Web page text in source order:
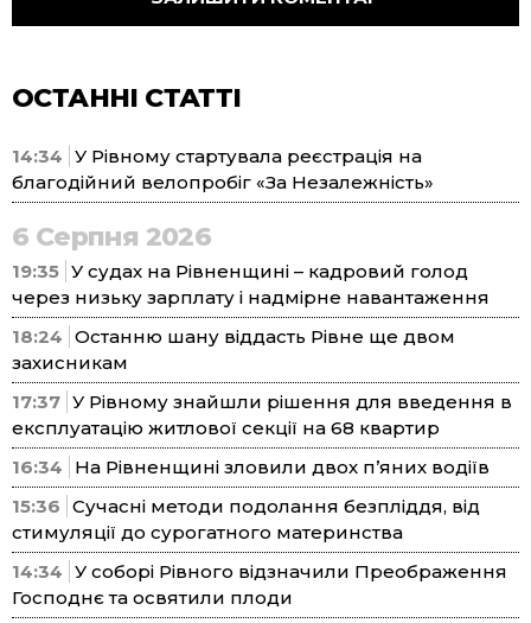
ОСТАННІ СТАТТІ
14:34 У Рівному стартувала реєстрація на
благодійний велопробіг «За Незалежність»
6 Серпня 2026
19:35 У судах на Рівненщині – кадровий голод
через низьку зарплату і надмірне навантаження
18:24 Останню шану віддасть Рівне ще двом
захисникам
17:37 У Рівному знайшли рішення для введення в
експлуатацію житлової секції на 68 квартир
16:34
На Рівненщині зловили двох п’яних водіїв
15:36 Сучасні методи подолання безпліддя, від
стимуляції до сурогатного материнства
14:34 У соборі Рівного відзначили Преображення
Господнє та освятили плоди